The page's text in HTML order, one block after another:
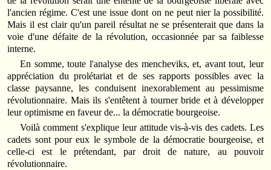
l'ancien régime. C'est une issue dont on ne peut nier la possibilité.
Mais il est clair qu'un pareil résultat ne se présenterait que dans la
voie d'une défaite de la révolution, occasionnée par sa faiblesse
interne.
En somme, toute l'analyse des mencheviks, et, avant tout, leur
appréciation du prolétariat et de ses rapports possibles avec la
classe paysanne, les conduisent inexorablement au pessimisme
révolutionnaire. Mais ils s'entêtent à tourner bride et à développer
leur optimisme en faveur de... la démocratie bourgeoise.
Voilà comment s'explique leur attitude vis‑à‑vis des cadets. Les
cadets sont pour eux le symbole de la démocratie bourgeoise, et
celle‑ci est le prétendant, par droit de nature, au pouvoir
révolutionnaire.